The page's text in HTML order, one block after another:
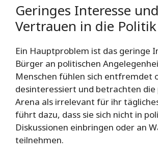
Geringes Interesse und
Vertrauen in die Politik
Ein Hauptproblem ist das geringe
Bürger an politischen
Menschen fühlen sich entfremdet
desinteressiert und betrachten die
Arena als irrelevant für ihr
führt dazu, dass sie sich nicht in
Diskussionen einbringen oder an
teilnehmen.